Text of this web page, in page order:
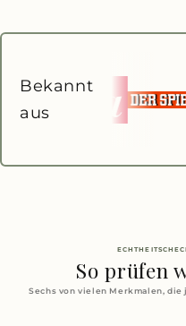
Bekannt
aus
So prüfen
Sechs von vielen Merkmalen,